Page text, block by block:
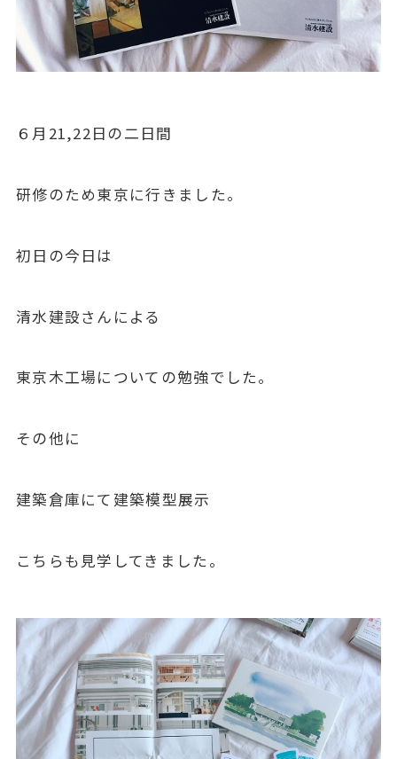
６月21,22日の二日間
研修のため東京に行きました。
初日の今日は
清水建設さんによる
東京木工場についての勉強でした。
その他に
建築倉庫にて建築模型展示
こちらも見学してきました。